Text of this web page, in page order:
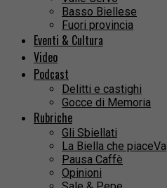
Basso Biellese
Fuori provincia
Eventi & Cultura
Video
Podcast
Delitti e castighi
Gocce di Memoria
Rubriche
Gli Sbiellati
La Biella che piaceVa
Pausa Caffè
Opinioni